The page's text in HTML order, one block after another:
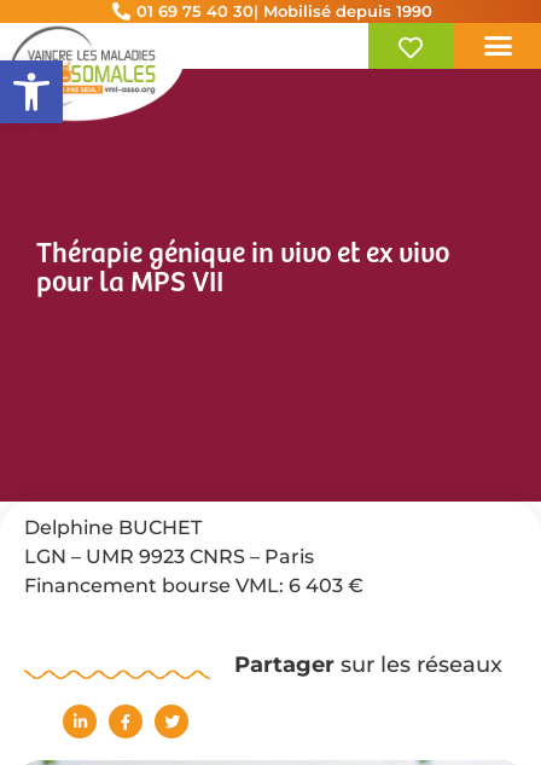
Ouvrir la barre d’outils
01 69 75 40 30| Mobilisé depuis 1990
Thérapie génique in vivo et ex vivo
pour la MPS VII
Delphine BUCHET
LGN – UMR 9923 CNRS – Paris
Financement bourse VML: 6 403 €
Partagersur les réseaux